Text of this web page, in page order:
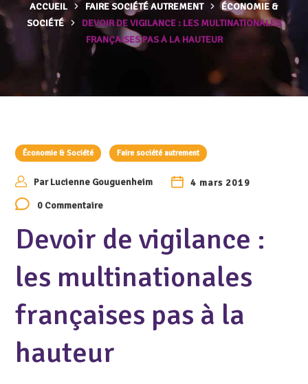
ACCUEIL FAIRE SOCIÉTÉ AUTREMENT
ÉCONOMIE &
SOCIÉTÉ
DEVOIR DE VIGILANCE : LES MULTINATIONALES
FRANÇAISES PAS À LA HAUTEUR
Économie & Société Faire société autrement
ParLucienne Gouguenheim
4 mars 2019
0 Commentaire
Devoir de vigilance :
les multinationales
françaises pas à la
hauteur